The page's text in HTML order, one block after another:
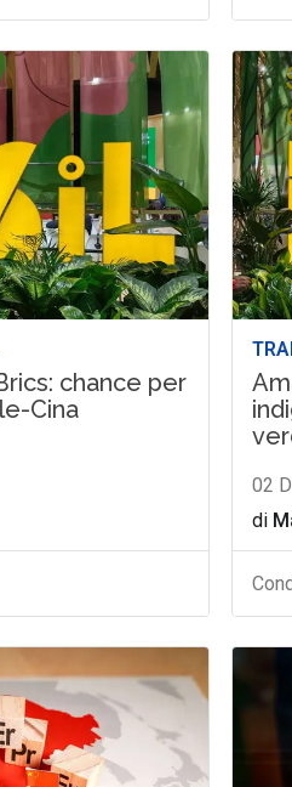
chance per
Cina
02
di